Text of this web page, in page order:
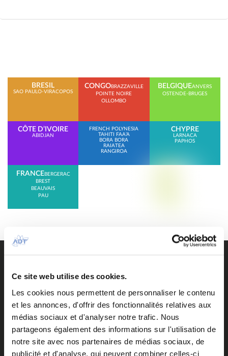
Ce site web utilise des cookies.
Les cookies nous permettent de personnaliser le contenu
et les annonces, d'offrir des fonctionnalités relatives aux
médias sociaux et d'analyser notre trafic. Nous
partageons également des informations sur l'utilisation de
notre site avec nos partenaires de médias sociaux, de
publicité et d'analyse, qui peuvent combiner celles-ci
BRESIL
SAO PAULO-VIRACOPOS
CONGOBRAZZAVILLE
POINTE NOIRE
OLLOMBO
BELGIQUEANVERS
OSTENDE-BRUGES
CÔTE D’IVOIRE
ABIDJAN
FRENCH POLYNESIA
TAHITI FAA’A
BORA BORA
RAIATEA
RANGIROA
CHYPRE
LARNACA
PAPHOS
FRANCEBERGERAC
BREST
BEAUVAIS
PAU
Accès pendant les travaux de la salle d’embarquement
domestique
Accueil
Accueil personnalisé ou groupe
Aeronautical fees
Air Tahiti Nui VIP Lounge Operated by ADT
Airport contacts
Arrivées du jour